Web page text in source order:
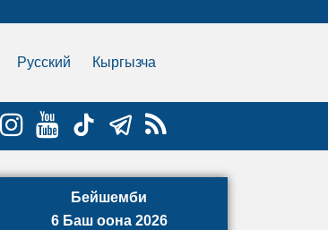
Русский Кыргызча
Бейшемби
6 Баш оона 2026